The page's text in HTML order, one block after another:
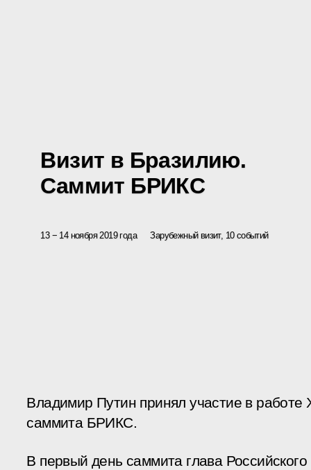
Визит в Бразилию.
Саммит БРИКС
13 − 14 ноября 2019 года Зарубежный визит, 10 событий
Владимир Путин принял участие в работе
саммита БРИКС.
В первый день саммита глава Российского